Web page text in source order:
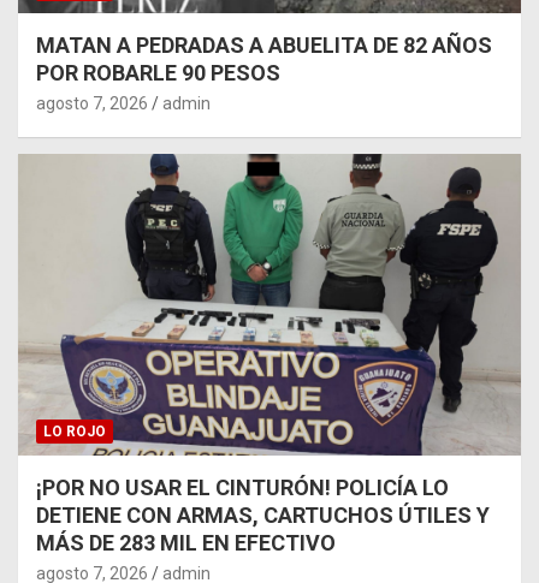
MATAN A PEDRADAS A ABUELITA DE 82 AÑOS
POR ROBARLE 90 PESOS
agosto 7, 2026 admin
LO ROJO
¡POR NO USAR EL CINTURÓN! POLICÍA LO
DETIENE CON ARMAS, CARTUCHOS ÚTILES Y
MÁS DE 283 MIL EN EFECTIVO
agosto 7, 2026 admin